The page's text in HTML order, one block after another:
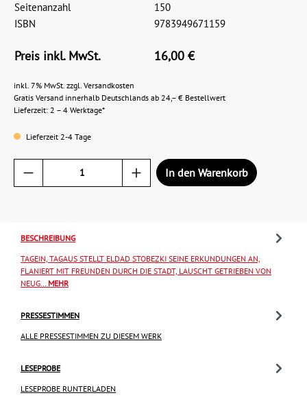
Seitenanzahl
150
ISBN
9783949671159
Preis inkl. MwSt. 16,00 €
inkl. 7% MwSt. zzgl. Versandkosten
Gratis Versand innerhalb Deutschlands ab 24,– € Bestellwert
Lieferzeit: 2 – 4 Werktage*
Lieferzeit 2-4 Tage
In den Warenkorb
BESCHREIBUNG
TAGEIN, TAGAUS STELLT ELDAD STOBEZKI SEINE ERKUNDUNGEN AN,
FLANIERT MIT FREUNDEN DURCH DIE STADT, LAUSCHT GETRIEBEN VON
NEUG… MEHR
PRESSESTIMMEN
ALLE PRESSESTIMMEN ZU DIESEM WERK
LESEPROBE
LESEPROBE RUNTERLADEN